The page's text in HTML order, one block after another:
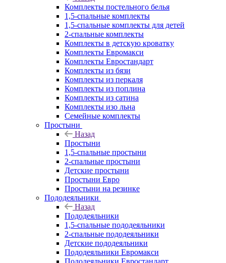
Комплекты постельного белья
1,5-спальные комплекты
1,5-спальные комплекты для детей
2-спальные комплекты
Комплекты в детскую кроватку
Комплекты Евромакси
Комплекты Евростандарт
Комплекты из бязи
Комплекты из перкаля
Комплекты из поплина
Комплекты из сатина
Комплекты изо льна
Семейные комплекты
Простыни
Назад
Простыни
1,5-спальные простыни
2-спальные простыни
Детские простыни
Простыни Евро
Простыни на резинке
Пододеяльники
Назад
Пододеяльники
1,5-спальные пододеяльники
2-спальные пододеяльники
Детские пододеяльники
Пододеяльники Евромакси
Пододеяльники Евростандарт